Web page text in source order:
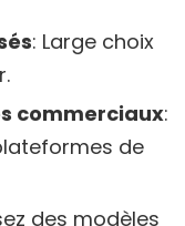
: Large choix
commerciaux:
de
des modèles